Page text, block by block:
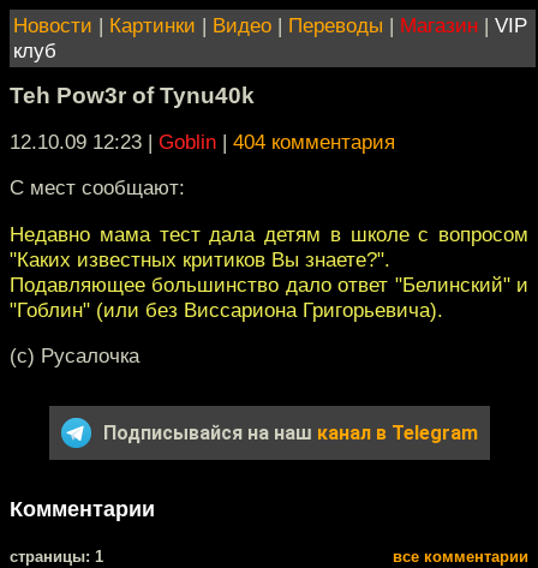
Новости | Картинки | Видео | Переводы | Магазин | VIP
клуб
Teh Pow3r of Tynu40k
12.10.09 12:23 | Goblin | 404 комментария
С мест сообщают:
Недавно мама тест дала детям в школе с вопросом
"Каких известных критиков Вы знаете?".
Подавляющее большинство дало ответ "Белинский" и
"Гоблин" (или без Виссариона Григорьевича).
(c) Русалочка
Подписывайся на наш канал в Telegram
Комментарии
cтраницы: 1 все комментарии